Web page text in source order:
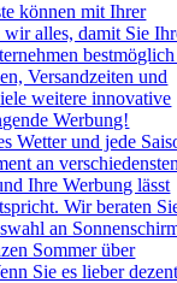
können mit Ihrer
wir alles, damit Sie
Versandzeiten und
weitere innovative
Werbung!
Wetter und jede
an
Ihre Werbung lässt
Wir beraten
an
Sommer über
Sie es lieber